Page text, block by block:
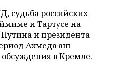
судьба российских
и Тартусе на
и президента
Ахмеда аш-
в Кремле.